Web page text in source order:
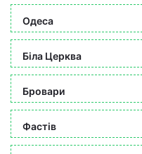
Одеса
Біла Церква
Бровари
Фастів